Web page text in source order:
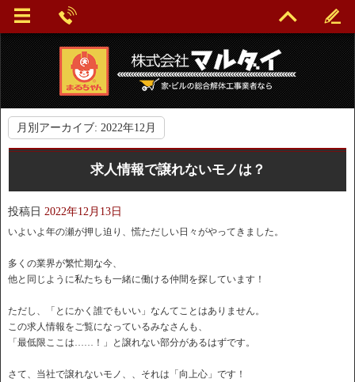
月別アーカイブ: 2022年12月
求人情報で譲れないモノは？
投稿日 2022年12月13日
いよいよ年の瀬が押し迫り、慌ただしい日々がやってきました。
多くの業界が繁忙期な今、
他と同じように私たちも一緒に働ける仲間を探しています！
ただし、「とにかく誰でもいい」なんてことはありません。
この求人情報をご覧になっているみなさんも、
「最低限ここは……！」と譲れない部分があるはずです。
さて、当社で譲れないモノ、、それは「向上心」です！